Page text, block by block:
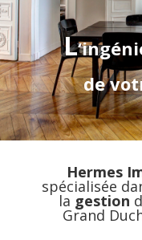
L
de
Hermes
spécialisée
la gestion
Grand